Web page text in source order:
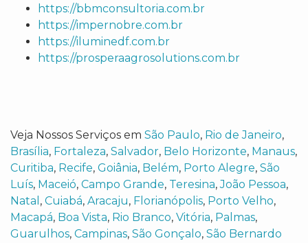
https://bbmconsultoria.com.br
https://impernobre.com.br
https://iluminedf.com.br
https://prosperaagrosolutions.com.br
Veja Nossos Serviços em São Paulo, Rio de Janeiro,
Brasília, Fortaleza, Salvador, Belo Horizonte, Manaus,
Curitiba, Recife, Goiânia, Belém, Porto Alegre, São
Luís, Maceió, Campo Grande, Teresina,João Pessoa,
Natal , Cuiabá, Aracaju, Florianópolis, Porto Velho,
Macapá, Boa Vista, Rio Branco, Vitória, Palmas,
Guarulhos, Campinas, São Gonçalo, São Bernardo